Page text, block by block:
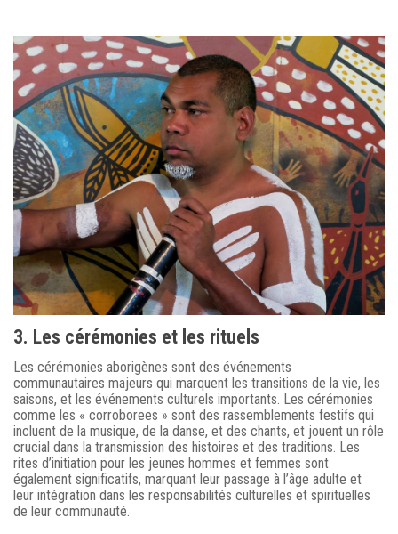
3. Les cérémonies et les rituels
Les cérémonies aborigènes sont des événements
communautaires majeurs qui marquent les transitions de la vie, les
saisons, et les événements culturels importants. Les cérémonies
comme les « corroborees » sont des rassemblements festifs qui
incluent de la musique, de la danse, et des chants, et jouent un rôle
crucial dans la transmission des histoires et des traditions. Les
rites d’initiation pour les jeunes hommes et femmes sont
également significatifs, marquant leur passage à l’âge adulte et
leur intégration dans les responsabilités culturelles et spirituelles
de leur communauté.